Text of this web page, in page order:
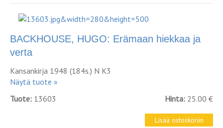
BACKHOUSE, HUGO: Erämaan hiekkaa ja
verta
Kansankirja 1948 (184s.) N K3
Näytä tuote »
Tuote: 13603 Hinta: 25.00 €